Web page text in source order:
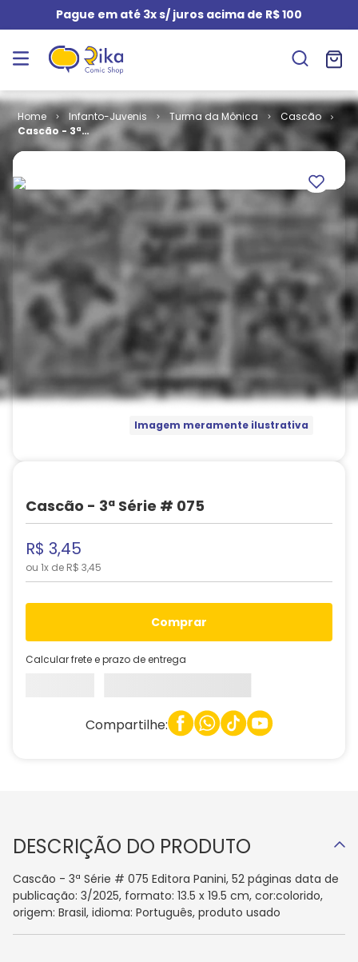
Pague em até 3x s/ juros acima de R$ 100
Infanto-Juvenis Turma da Mônica
Cascão
Cascão - 3ª
Série # 075
Imagem meramente ilustrativa
Cascão - 3ª Série # 075
R$ 3,45
ou 1x de R$ 3,45
comprar
Calcular frete e prazo de entrega
Compartilhe:
DESCRIÇÃO DO PRODUTO
Cascão - 3ª Série # 075 Editora Panini, 52 páginas data de
publicação: 3/2025, formato: 13.5 x 19.5 cm, cor:colorido,
origem: Brasil, idioma: Português, produto usado